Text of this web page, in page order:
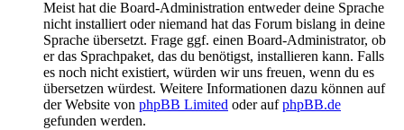
Meist hat die Board-Administration entweder deine Sprache
nicht installiert oder niemand hat das Forum bislang in deine
Sprache übersetzt. Frage ggf. einen Board-Administrator, ob
er das Sprachpaket, das du benötigst, installieren kann. Falls
es noch nicht existiert, würden wir uns freuen, wenn du es
übersetzen würdest. Weitere Informationen dazu können auf
der Website von phpBB Limited oder aufphpBB.de
gefunden werden.